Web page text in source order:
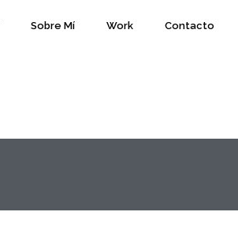
Sobre Mí Work Contacto